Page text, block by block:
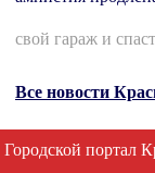
свой гараж и
Все новости
Городской портал